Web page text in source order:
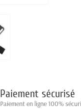
Paiement sécurisé
Paiement en ligne 100%